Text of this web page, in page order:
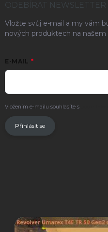
ODEBÍRAT NEWSLETTER
Vložte svůj e-mail a my vám
nových produktech na našem
E-MAIL
Vložením e-mailu souhlasíte s
Přihlásit se